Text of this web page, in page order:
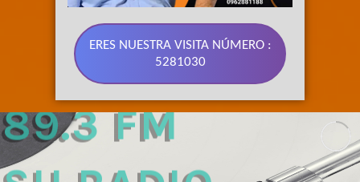
ERES NUESTRA VISITA NÚMERO :
5281030
89.3 FM